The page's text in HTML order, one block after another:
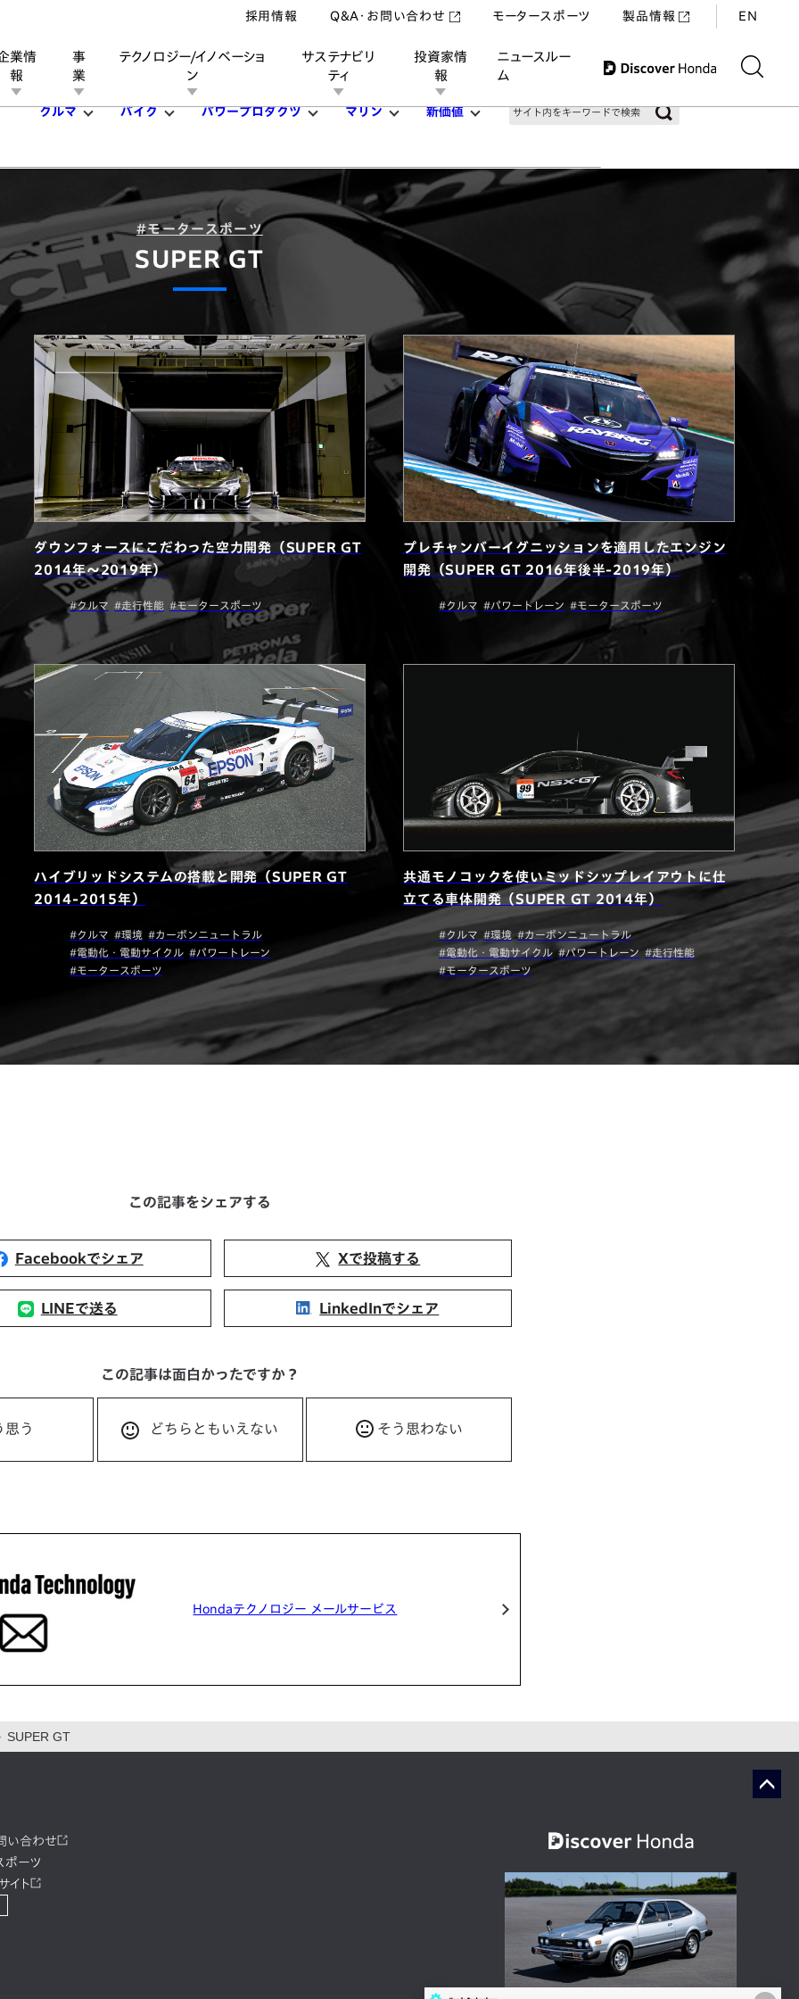
業情
報
企業スポーツ モータースポーツ
事
業
テクノロジー/イノベーショ
ン
サステナビリ
ティ
安全への取り組み 品質への取り組み
投資家情
報
個人投資家の皆様へ Honda Report
ニュースルー
ム
採用情報 Q&A・お問い合わせ モータースポーツ 製品情報 EN
クルマ バイク パワープロダクツ マリン 新価値
#モータースポーツ
SUPER GT
ダウンフォースにこだわった空力開発（SUPER GT
2014年〜2019年）
#クルマ #走行性能 #モータースポーツ
プレチャンバーイグニッションを適用したエンジン
開発（SUPER GT 2016年後半-2019年）
#クルマ #パワートレーン #モータースポーツ
ハイブリッドシステムの搭載と開発（SUPER GT
2014-2015年）
#クルマ #環境 #カーボンニュートラル
#電動化・電動サイクル #パワートレーン
#モータースポーツ
共通モノコックを使いミッドシップレイアウトに仕
立てる車体開発（SUPER GT 2014年）
#クルマ #環境 #カーボンニュートラル
#電動化・電動サイクル #パワートレーン #走行性能
#モータースポーツ
この記事をシェアする
Facebookでシェア Xで投稿する
LINEで送る LinkedInでシェア
この記事は面白かったですか？
思う どちらともいえない そう思わない
Hondaテクノロジー メールサービス
SUPER GT
い合わせ
ポーツ
イト